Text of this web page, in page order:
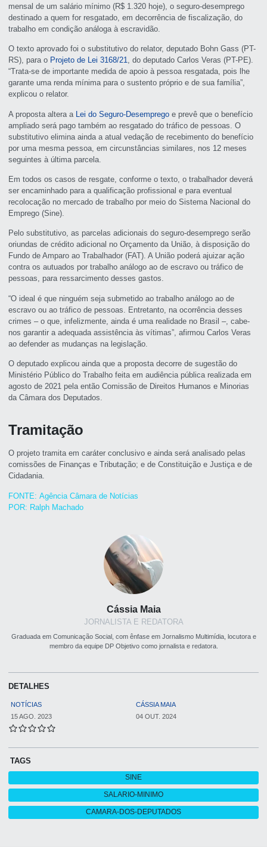
Cássia Maia
JORNALISTA E REDATORA
Graduada em Comunicação Social, com ênfase em Jornalismo Multimídia, locutora e
membro da equipe DP Objetivo como jornalista e redatora.
DETALHES
NOTÍCIAS
CÁSSIA MAIA
15 AGO. 2023
04 OUT. 2024
TAGS
SINE
SALARIO-MINIMO
CAMARA-DOS-DEPUTADOS
mensal de um salário mínimo (R$ 1.320 hoje), o seguro-desemprego
destinado a quem for resgatado, em decorrência de fiscalização, do
trabalho em condição análoga à escravidão.
O texto aprovado foi osubstitutivo do relator, deputado Bohn Gass (PT-
RS), para o Projeto de Lei 3168/21, do deputado Carlos Veras (PT-PE).
“Trata-se de importante medida de apoio à pessoa resgatada, pois lhe
garante uma renda mínima para o sustento próprio e de sua família”,
explicou o relator.
A proposta altera a Lei do Seguro-Desemprego e prevê que o benefício
ampliado será pago também ao resgatado do tráfico de pessoas. O
substitutivo elimina ainda a atual vedação de recebimento do benefício
por uma mesma pessoa, em circunstâncias similares, nos 12 meses
seguintes à última parcela.
Em todos os casos de resgate, conforme o texto, o trabalhador deverá
ser encaminhado para a qualificação profissional e para eventual
recolocação no mercado de trabalho por meio do Sistema Nacional do
Emprego (Sine).
Pelo substitutivo, as parcelas adicionais do seguro-desemprego serão
oriundas de crédito adicional no Orçamento da União, à disposição do
Fundo de Amparo ao Trabalhador (FAT). A União poderá ajuizar ação
contra os autuados por trabalho análogo ao de escravo ou tráfico de
pessoas, para ressarcimento desses gastos.
“O ideal é que ninguém seja submetido ao trabalho análogo ao de
escravo ou ao tráfico de pessoas. Entretanto, na ocorrência desses
crimes – o que, infelizmente, ainda é uma realidade no Brasil –, cabe-
nos garantir a adequada assistência às vítimas”, afirmou Carlos Veras
ao defender as mudanças na legislação.
O deputado explicou ainda que a proposta decorre de sugestão do
Ministério Público do Trabalho feita em audiência pública realizada em
agosto de 2021 pela então Comissão de Direitos Humanos e Minorias
da Câmara dos Deputados.
Tramitação
O projeto tramita emcaráter conclusivo e ainda será analisado pelas
comissões de Finanças e Tributação; e de Constituição e Justiça e de
Cidadania.
FONTE: Agência Câmara de Notícias
POR: Ralph Machado